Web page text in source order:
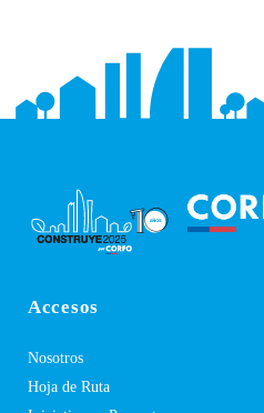
Accesos
Nosotros
Hoja de Ruta